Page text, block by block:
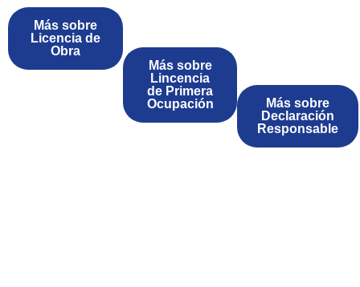
Más sobre
Licencia de
Obra
Más sobre
Lincencia
de Primera
Ocupación
Más sobre
Declaración
Responsable